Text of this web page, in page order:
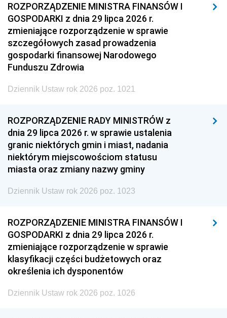
ROZPORZĄDZENIE MINISTRA FINANSÓW I
GOSPODARKI z dnia 29 lipca 2026 r.
zmieniające rozporządzenie w sprawie
szczegółowych zasad prowadzenia
gospodarki finansowej Narodowego
Funduszu Zdrowia
Dziennik Ustaw rok 2026 poz. 1021
ROZPORZĄDZENIE RADY MINISTRÓW z
dnia 29 lipca 2026 r. w sprawie ustalenia
granic niektórych gmin i miast, nadania
niektórym miejscowościom statusu
miasta oraz zmiany nazwy gminy
Dziennik Ustaw rok 2026 poz. 1023
ROZPORZĄDZENIE MINISTRA FINANSÓW I
GOSPODARKI z dnia 29 lipca 2026 r.
zmieniające rozporządzenie w sprawie
klasyfikacji części budżetowych oraz
określenia ich dysponentów
Dziennik Ustaw rok 2026 poz. 1026